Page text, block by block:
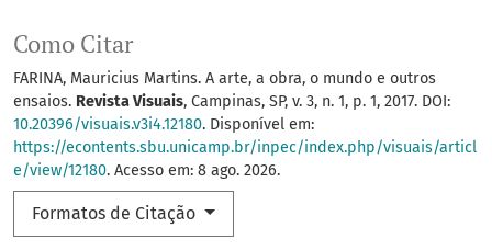
Como Citar
FARINA, Mauricius Martins. A arte, a obra, o mundo e outros
ensaios. Revista Visuais, Campinas, SP, v. 3, n. 1, p. 1, 2017. DOI:
10.20396/visuais.v3i4.12180. Disponível em:
https://econtents.sbu.unicamp.br/inpec/index.php/visuais/articl
e/view/12180. Acesso em: 8 ago. 2026.
Formatos de Citação